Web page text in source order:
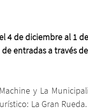
4 de diciembre al 1
de entradas a través
y La
La Gran